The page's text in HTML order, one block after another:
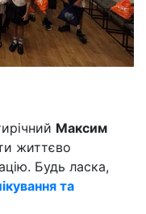
Максим
життєво
Будь ласка,
та